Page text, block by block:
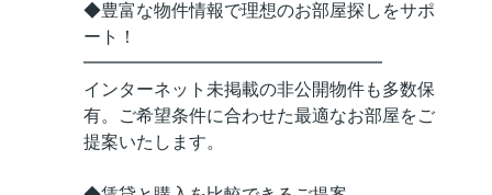
◆豊富な物件情報で理想のお部屋探しをサポ
ート！
━━━━━━━━━━━━━━━━━
インターネット未掲載の非公開物件も多数保
有。ご希望条件に合わせた最適なお部屋をご
提案いたします。